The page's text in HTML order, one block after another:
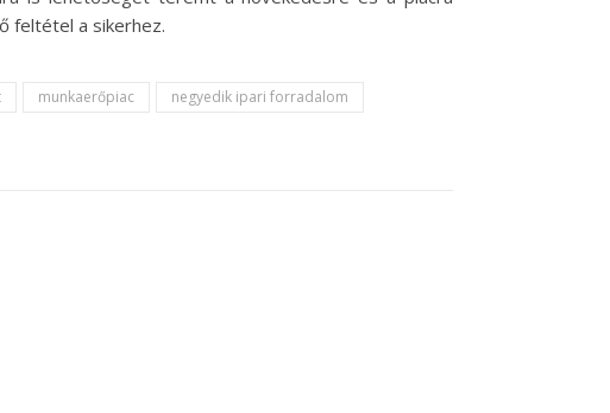
feltétel a sikerhez.
munkaerőpiac
negyedik ipari forradalom